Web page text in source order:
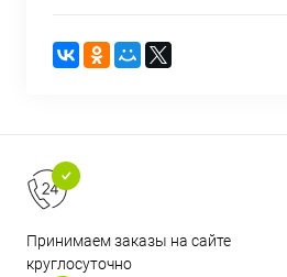
Принимаем заказы на сайте
круглосуточно